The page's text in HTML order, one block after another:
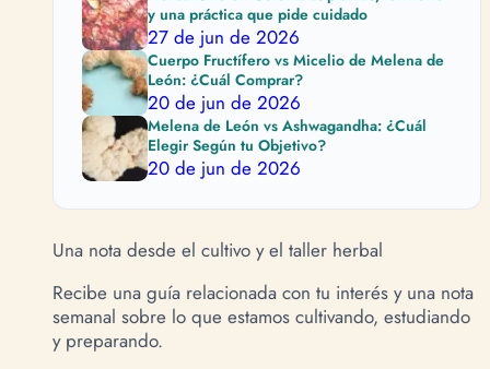
y una práctica que pide cuidado
27 de jun de 2026
Cuerpo Fructífero vs Micelio de Melena de
León: ¿Cuál Comprar?
20 de jun de 2026
Melena de León vs Ashwagandha: ¿Cuál
Elegir Según tu Objetivo?
20 de jun de 2026
Una nota desde el cultivo y el taller herbal
Recibe una guía relacionada con tu interés y una nota
semanal sobre lo que estamos cultivando, estudiando
y preparando.